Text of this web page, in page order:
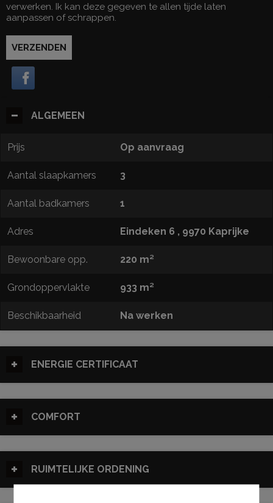
verwerken. Ik kan deze gegeven te allen tijde laten
aanpassen of schrappen.
VERZENDEN
ALGEMEEN
Prijs Op aanvraag
Aantal slaapkamers 3
Aantal badkamers 1
Adres Eindeken 6 , 9970 Kaprijke
Bewoonbare opp. 220 m²
Grondoppervlakte 933 m²
Beschikbaarheid Na werken
ENERGIE CERTIFICAAT
COMFORT
RUIMTELIJKE ORDENING